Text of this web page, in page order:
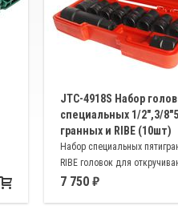
JTC-4918S Набор
специальных 1/2",3/
гранных и RIBE (10шт)
Набор специальных
RIBE головок для
болтов ГБЦ, тормозной
7 750